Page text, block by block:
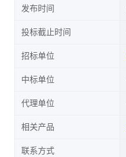
发布时间
投标截止时间
招标单位
中标单位
代理单位
相关产品
联系方式